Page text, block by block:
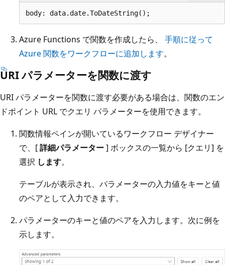
Azure Functions で関数を作成したら、 手順に従って
Azure 関数をワークフローに追加します。
URI パラメーターを関数に渡す
URI パラメーターを関数に渡す必要がある場合は、関数のエン
ドポイント URL でクエリ パラメーターを使用できます。
関数情報ペインが開いているワークフロー デザイナー
で、[詳細パラメーター] ボックスの一覧から [クエリ] を
選択 します。
テーブルが表示され、パラメーターの入力値をキーと値
のペアとして入力できます。
パラメーターのキーと値のペアを入力します。次に例を
示します。